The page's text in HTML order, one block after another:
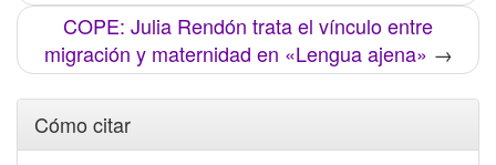
COPE: Julia Rendón trata el vínculo entre
migración y maternidad en «Lengua ajena» →
Cómo citar